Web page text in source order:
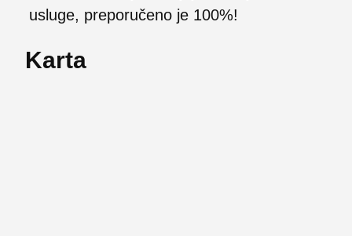
usluge, preporučeno je 100%!
Karta